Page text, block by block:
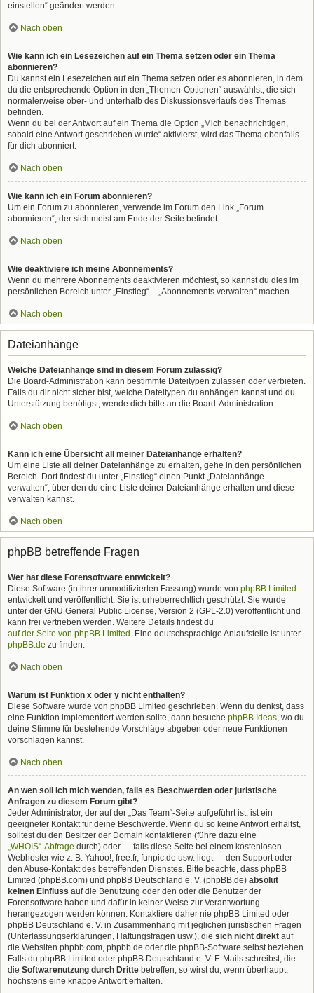
einstellen“ geändert werden.
Nach oben
Wie kann ich ein Lesezeichen auf ein Thema setzen oder ein Thema
abonnieren?
Du kannst ein Lesezeichen auf ein Thema setzen oder es abonnieren, in dem
du die entsprechende Option in den „Themen-Optionen“ auswählst, die sich
normalerweise ober- und unterhalb des Diskussionsverlaufs des Themas
befinden.
Wenn du bei der Antwort auf ein Thema die Option „Mich benachrichtigen,
sobald eine Antwort geschrieben wurde“ aktivierst, wird das Thema ebenfalls
für dich abonniert.
Nach oben
Wie kann ich ein Forum abonnieren?
Um ein Forum zu abonnieren, verwende im Forum den Link „Forum
abonnieren“, der sich meist am Ende der Seite befindet.
Nach oben
Wie deaktiviere ich meine Abonnements?
Wenn du mehrere Abonnements deaktivieren möchtest, so kannst du dies im
persönlichen Bereich unter „Einstieg“ – „Abonnements verwalten“ machen.
Nach oben
Dateianhänge
Welche Dateianhänge sind in diesem Forum zulässig?
Die Board-Administration kann bestimmte Dateitypen zulassen oder verbieten.
Falls du dir nicht sicher bist, welche Dateitypen du anhängen kannst und du
Unterstützung benötigst, wende dich bitte an die Board-Administration.
Nach oben
Kann ich eine Übersicht all meiner Dateianhänge erhalten?
Um eine Liste all deiner Dateianhänge zu erhalten, gehe in den persönlichen
Bereich. Dort findest du unter „Einstieg“ einen Punkt „Dateianhänge
verwalten“, über den du eine Liste deiner Dateianhänge erhalten und diese
verwalten kannst.
Nach oben
phpBB betreffende Fragen
Wer hat diese Forensoftware entwickelt?
Diese Software (in ihrer unmodifizierten Fassung) wurde von phpBB Limited
entwickelt und veröffentlicht. Sie ist urheberrechtlich geschützt. Sie wurde
unter der GNU General Public License, Version 2 (GPL-2.0) veröffentlicht und
kann frei vertrieben werden. Weitere Details findest du
auf der Seite von phpBB Limited . Eine deutschsprachige Anlaufstelle ist unter
phpBB.de zu finden.
Nach oben
Warum ist Funktion x oder y nicht enthalten?
Diese Software wurde von phpBB Limited geschrieben. Wenn du denkst, dass
eine Funktion implementiert werden sollte, dann besuche phpBB Ideas, wo du
deine Stimme für bestehende Vorschläge abgeben oder neue Funktionen
vorschlagen kannst.
Nach oben
An wen soll ich mich wenden, falls es Beschwerden oder juristische
Anfragen zu diesem Forum gibt?
Jeder Administrator, der auf der „Das Team“-Seite aufgeführt ist, ist ein
geeigneter Kontakt für deine Beschwerde. Wenn du so keine Antwort erhältst,
solltest du den Besitzer der Domain kontaktieren (führe dazu eine
„WHOIS“-Abfrage durch) oder — falls diese Seite bei einem kostenlosen
Webhoster wie z. B. Yahoo!, free.fr, funpic.de usw. liegt — den Support oder
den Abuse-Kontakt des betreffenden Dienstes. Bitte beachte, dass phpBB
Limited (phpBB.com) und phpBB Deutschland e. V. (phpBB.de) absolut
keinen Einfluss auf die Benutzung oder den oder die Benutzer der
Forensoftware haben und dafür in keiner Weise zur Verantwortung
herangezogen werden können. Kontaktiere daher nie phpBB Limited oder
phpBB Deutschland e. V. in Zusammenhang mit jeglichen juristischen Fragen
(Unterlassungserklärungen, Haftungsfragen usw.), die sich nicht direkt auf
die Websiten phpbb.com, phpbb.de oder die phpBB-Software selbst beziehen.
Falls du phpBB Limited oder phpBB Deutschland e. V. E-Mails schreibst, die
die Softwarenutzung durch Dritte betreffen, so wirst du, wenn überhaupt,
höchstens eine knappe Antwort erhalten.